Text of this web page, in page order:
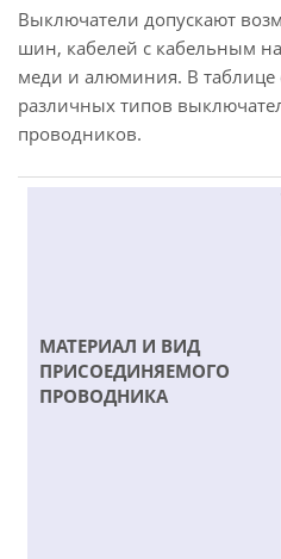
Выключатели допускают
шин, кабелей с кабельным
меди и алюминия. В
различных типов
проводников.
МАТЕРИАЛ И ВИД
ПРИСОЕДИНЯЕМОГО
ПРОВОДНИКА